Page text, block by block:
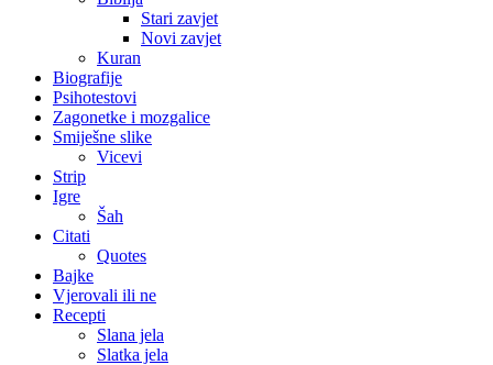
Stari zavjet
Novi zavjet
Kuran
Biografije
Psihotestovi
Zagonetke i mozgalice
Smiješne slike
Vicevi
Strip
Igre
Šah
Citati
Quotes
Bajke
Vjerovali ili ne
Recepti
Slana jela
Slatka jela